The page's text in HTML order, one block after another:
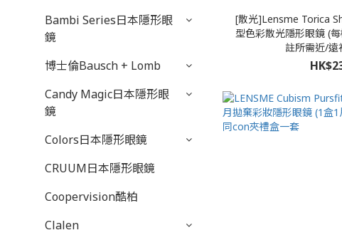
Bambi Series日本隱形眼
鏡
博士倫Bausch + Lomb
Candy Magic日本隱形眼
鏡
Colors日本隱形眼鏡
CRUUM日本隱形眼鏡
Coopervision酷柏
Clalen
[散光]Lensme Torica
型色彩散光隱形眼鏡 (
註所需近/遠